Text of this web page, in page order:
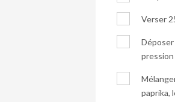
Verser
paprika,